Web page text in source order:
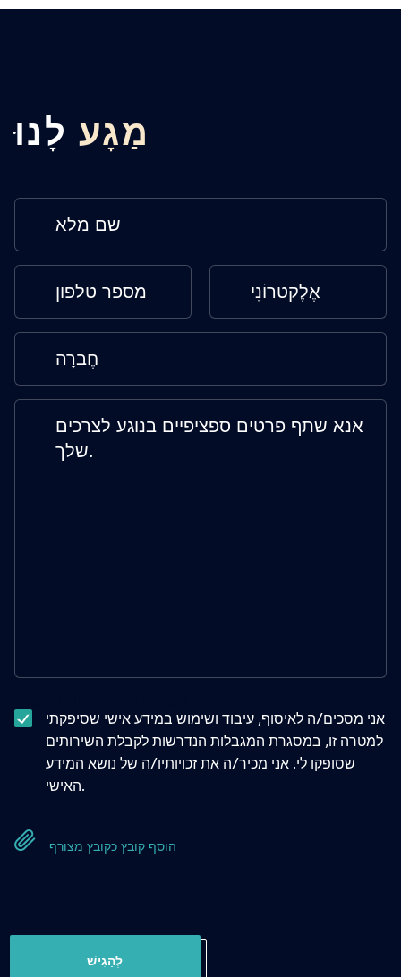
מַגָע לָנוּ
אני מסכים/ה לאיסוף, עיבוד ושימוש במידע אישי שסיפקתי
למטרה זו, במסגרת המגבלות הנדרשות לקבלת השירותים
שסופקו לי. אני מכיר/ה את זכויותיו/ה של נושא המידע
האישי.
הוסף קובץ כקובץ מצורף
לְהַגִישׁ